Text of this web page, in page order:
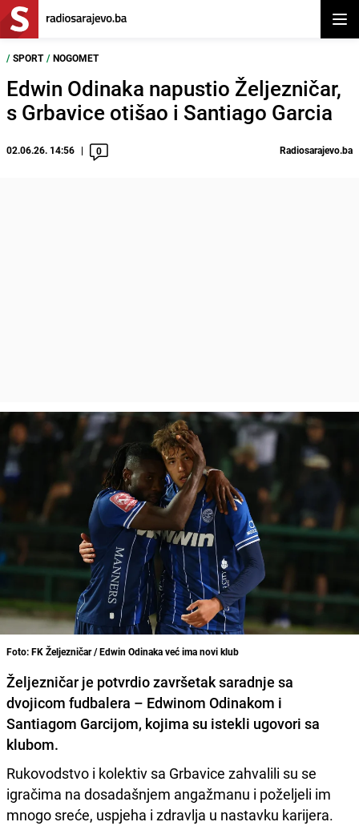
/ SPORT / NOGOMET
Edwin Odinaka napustio Željezničar,
s Grbavice otišao i Santiago Garcia
02.06.26. 14:56 0 Radiosarajevo.ba
Foto: FK Željezničar / Edwin Odinaka već ima novi klub
Željezničar je potvrdio završetak saradnje sa
dvojicom fudbalera – Edwinom Odinakom i
Santiagom Garcijom, kojima su istekli ugovori sa
klubom.
Rukovodstvo i kolektiv sa Grbavice zahvalili su se
igračima na dosadašnjem angažmanu i poželjeli im
mnogo sreće, uspjeha i zdravlja u nastavku karijera.